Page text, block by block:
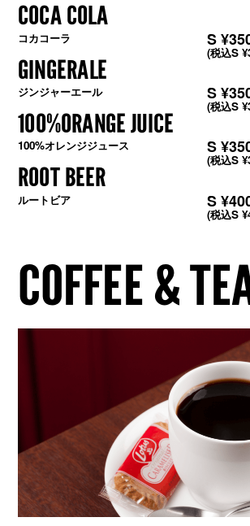
COCA COLA
コカコーラ S
(税込S
GINGERALE
ジンジャーエール S
(税込S
100%ORANGE JUICE
100%オレンジジュース S
(税込S
ROOT BEER
ルートビア S
(税込S
COFFEE &